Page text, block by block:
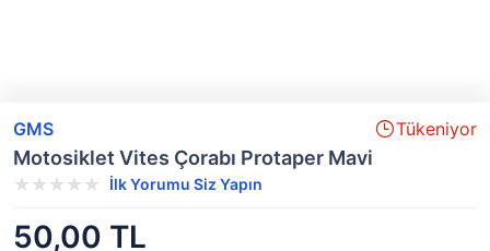
GMS Tükeniyor
Motosiklet Vites Çorabı Protaper Mavi
İlk Yorumu Siz Yapın
50,00 TL